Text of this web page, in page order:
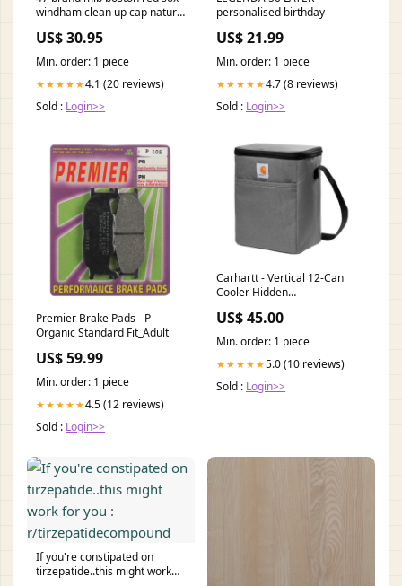
windham clean up cap natural
US$ 30.95
Min. order: 1 piece
★★★★★4.1 (20 reviews)
Sold : Login>>
personalised birthday
US$ 21.99
Min. order: 1 piece
★★★★★4.7 (8 reviews)
Sold : Login>>
Premier Brake Pads - P
Organic Standard Fit_Adult
US$ 59.99
Min. order: 1 piece
★★★★★4.5 (12 reviews)
Sold : Login>>
Carhartt - Vertical 12-Can
Cooler Hidden
US$ 45.00
Min. order: 1 piece
★★★★★5.0 (10 reviews)
Sold : Login>>
If you're constipated on
tirzepatide..this might work